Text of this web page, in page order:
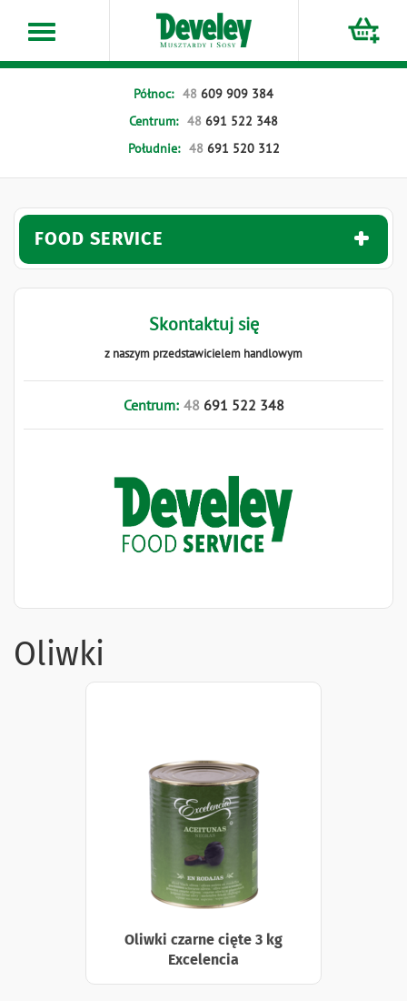
Północ: 48 609 909 384
Centrum: 48 691 522 348
Południe: 48 691 520 312
FOOD SERVICE
Skontaktuj się
z naszym przedstawicielem handlowym
Centrum: 48 691 522 348
Oliwki
Oliwki czarne cięte 3 kg
Excelencia